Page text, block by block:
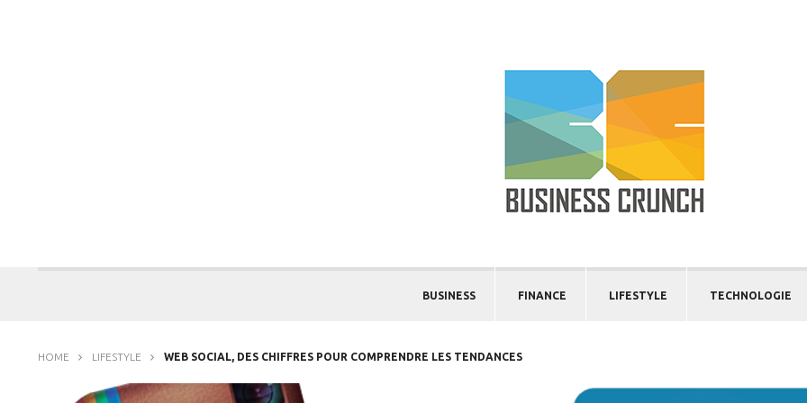
BUSINESS FINANCE LIFESTYLE TECHNOLOGIE
HOME LIFESTYLE WEB SOCIAL, DES CHIFFRES POUR COMPRENDRE LES TENDANCES